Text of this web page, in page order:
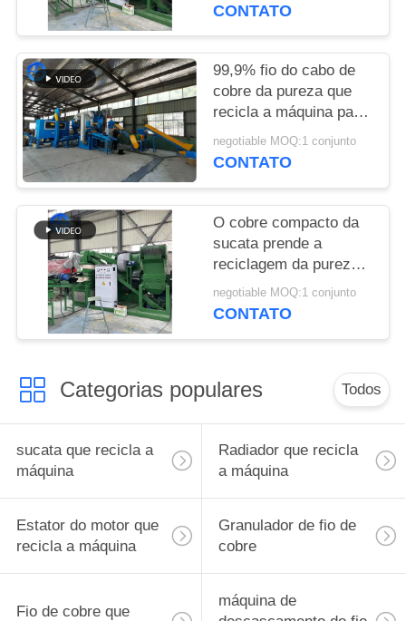
POLÍTICA
DE
PRIVACIDADE
CONTATO
99,9% fio do cabo de
cobre da pureza que
recicla a máquina para
os fios 400kg/H de 0,1
- de 20mm
negotiable MOQ:1 conjunto
CONTATO
O cobre compacto da
sucata prende a
reciclagem da pureza
da máquina 20mm
300kg/H 400kg/H
negotiable MOQ:1 conjunto
CONTATO
Categorias populares Todos
sucata que recicla a
máquina
Radiador que recicla
a máquina
Estator do motor que
recicla a máquina
Granulador de fio de
cobre
Fio de cobre que
máquina de